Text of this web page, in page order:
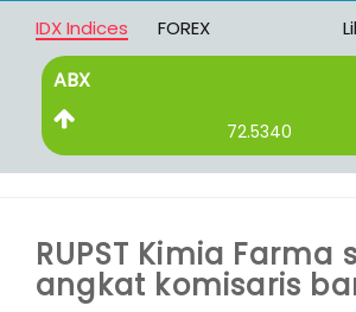
IDX Indices FOREX
ABX
72.5340
RUPST Kimia Farma
angkat komisaris